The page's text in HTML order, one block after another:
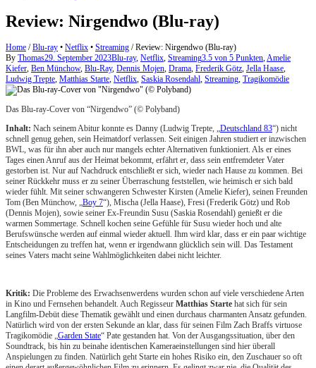
Review: Nirgendwo (Blu-ray)
Home /Blu-ray • Netflix • Streaming /Review: Nirgendwo (Blu-ray)
By Thomas29. September 2023Blu-ray, Netflix, Streaming3.5 von 5 Punkten,Amelie
Kiefer, Ben Münchow, Blu-Ray, Dennis Mojen, Drama, Frederik Götz, Jella Haase,
Ludwig Trepte, Matthias Starte, Netflix, Saskia Rosendahl, Streaming, Tragikomödie
Das Blu-ray-Cover von “Nirgendwo” (© Polyband)
Inhalt: Nach seinem Abitur konnte es Danny (Ludwig Trepte, „Deutschland 83“) nicht
schnell genug gehen, sein Heimatdorf verlassen. Seit einigen Jahren studiert er inzwischen
BWL, was für ihn aber auch nur mangels echter Alternativen funktioniert. Als er eines
Tages einen Anruf aus der Heimat bekommt, erfährt er, dass sein entfremdeter Vater
gestorben ist. Nur auf Nachdruck entschließt er sich, wieder nach Hause zu kommen. Bei
seiner Rückkehr muss er zu seiner Überraschung feststellen, wie heimisch er sich bald
wieder fühlt. Mit seiner schwangeren Schwester Kirsten (Amelie Kiefer), seinen Freunden
Tom (Ben Münchow, „Boy 7“), Mischa (Jella Haase), Fresi (Frederik Götz) und Rob
(Dennis Mojen), sowie seiner Ex-Freundin Susu (Saskia Rosendahl) genießt er die
warmen Sommertage. Schnell kochen seine Gefühle für Susu wieder hoch und alte
Berufswünsche werden auf einmal wieder aktuell. Ihm wird klar, dass er ein paar wichtige
Entscheidungen zu treffen hat, wenn er irgendwann glücklich sein will. Das Testament
seines Vaters macht seine Wahlmöglichkeiten dabei nicht leichter.
Kritik: Die Probleme des Erwachsenwerdens wurden schon auf viele verschiedene Arten
in Kino und Fernsehen behandelt. Auch Regisseur Matthias Starte hat sich für sein
Langfilm-Debüt diese Thematik gewählt und einen durchaus charmanten Ansatz gefunden.
Natürlich wird von der ersten Sekunde an klar, dass für seinen Film Zach Braffs virtuose
Tragikomödie „Garden State“ Pate gestanden hat. Von der Ausgangssituation, über den
Soundtrack, bis hin zu beinahe identischen Kameraeinstellungen sind hier überall
Anspielungen zu finden. Natürlich geht Starte ein hohes Risiko ein, den Zuschauer so oft